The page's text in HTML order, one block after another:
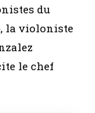
du
la violoniste
le chef